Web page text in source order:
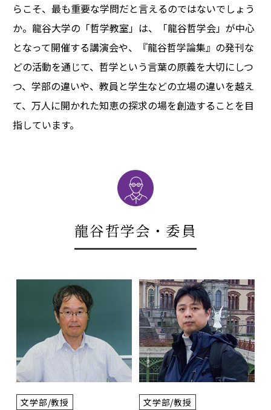
らこそ、最も重要な学問だと言えるのではないでしょう
か。龍谷大学の「哲学教室」は、「龍谷哲学会」が中心
となって開催する講演会や、『龍谷哲学論集』の発刊な
どの活動を通じて、哲学という言葉の原義を大切にしつ
つ、学部の違いや、教員と学生などの立場の違いを越え
て、万人に開かれた知恵の探求の場を創造することを目
指しています。
龍谷哲学会・委員
文学部/教授 文学部/教授